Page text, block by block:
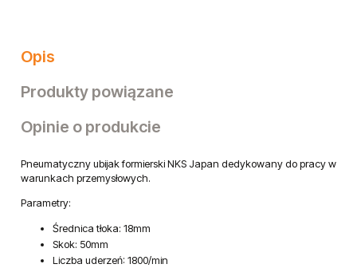
Opis
Produkty powiązane
Opinie o produkcie
Pneumatyczny ubijak formierski NKS Japan dedykowany do pracy w
warunkach przemysłowych.
Parametry:
Średnica tłoka: 18mm
Skok: 50mm
Liczba uderzeń: 1800/min